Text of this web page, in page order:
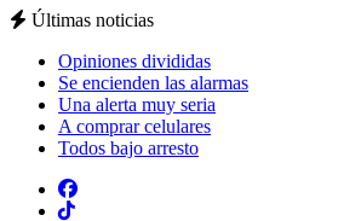
Últimas noticias
Opiniones divididas
Se encienden las alarmas
Una alerta muy seria
A comprar celulares
Todos bajo arresto